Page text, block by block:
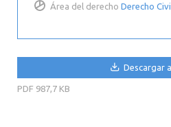
Área del derecho Derecho
Descargar
PDF 987,7 KB